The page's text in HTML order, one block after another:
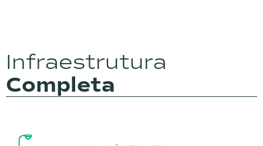
Infraestrutura
Completa